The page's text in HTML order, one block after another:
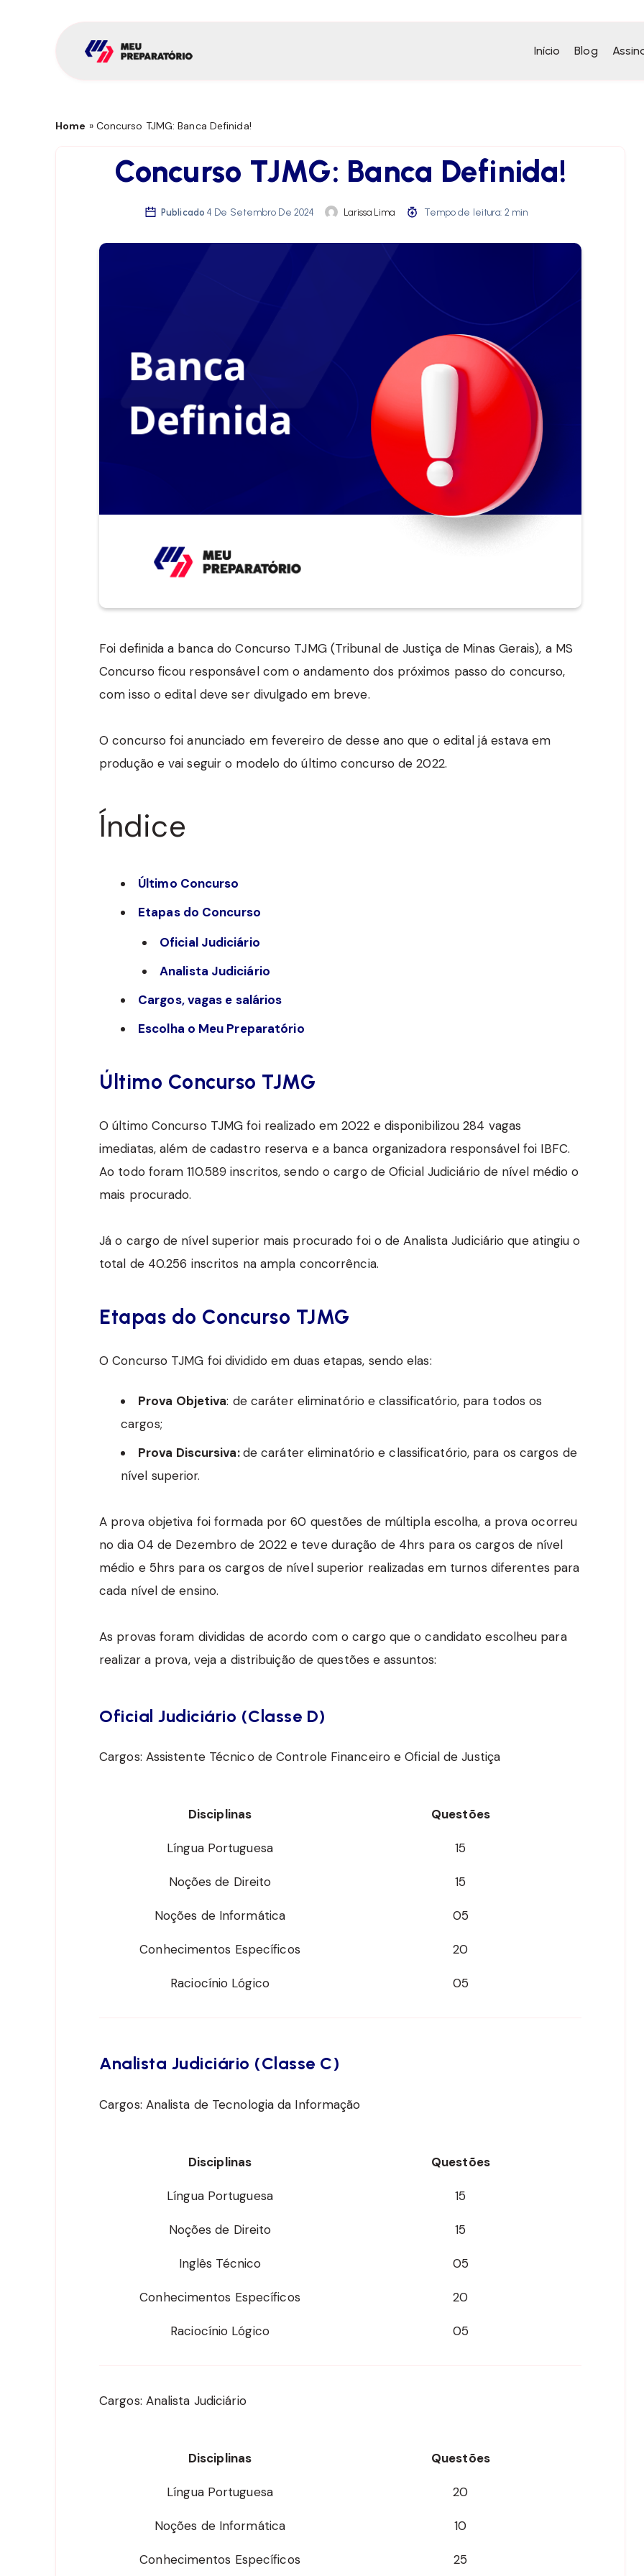
Início Blog
Home » Concurso TJMG: Banca Definida!
Concurso TJMG: Banca Definida!
Publicado 4 De Setembro De 2024 Larissa Lima Tempo de leitura: 2 min
Foi definida a banca do Concurso TJMG (Tribunal de Justiça de Minas Gerais), a MS
Concurso ficou responsável com o andamento dos próximos passo do concurso,
com isso o edital deve ser divulgado em breve.
O concurso foi anunciado em fevereiro de desse ano que o edital já estava em
produção e vai seguir o modelo do último concurso de 2022.
Índice
Último Concurso
Etapas do Concurso
Oficial Judiciário
Analista Judiciário
Cargos, vagas e salários
Escolha o Meu Preparatório
Último Concurso TJMG
O último Concurso TJMG foi realizado em 2022 e disponibilizou 284 vagas
imediatas, além de cadastro reserva e a banca organizadora responsável foi IBFC.
Ao todo foram 110.589 inscritos, sendo o cargo de Oficial Judiciário de nível médio o
mais procurado.
Já o cargo de nível superior mais procurado foi o de Analista Judiciário que atingiu o
total de 40.256 inscritos na ampla concorrência.
Etapas do Concurso TJMG
O Concurso TJMG foi dividido em duas etapas, sendo elas:
Prova Objetiva: de caráter eliminatório e classificatório, para todos os
cargos;
Prova Discursiva:de caráter eliminatório e classificatório, para os cargos de
nível superior.
A prova objetiva foi formada por 60 questões de múltipla escolha, a prova ocorreu
no dia 04 de Dezembro de 2022 e teve duração de 4hrs para os cargos de nível
médio e 5hrs para os cargos de nível superior realizadas em turnos diferentes para
cada nível de ensino.
As provas foram divididas de acordo com o cargo que o candidato escolheu para
realizar a prova, veja a distribuição de questões e assuntos:
Oficial Judiciário (Classe D)
Cargos: Assistente Técnico de Controle Financeiro e Oficial de Justiça
Disciplinas Questões
Língua Portuguesa 15
Noções de Direito 15
Noções de Informática 05
Conhecimentos Específicos 20
Raciocínio Lógico 05
Analista Judiciário (Classe C)
Cargos: Analista de Tecnologia da Informação
Disciplinas Questões
Língua Portuguesa 15
Noções de Direito 15
Inglês Técnico 05
Conhecimentos Específicos 20
Raciocínio Lógico 05
Cargos: Analista Judiciário
Disciplinas Questões
Língua Portuguesa 20
Noções de Informática 10
Conhecimentos Específicos 25